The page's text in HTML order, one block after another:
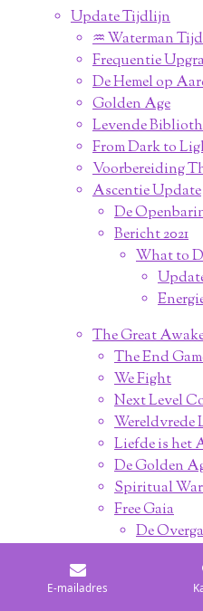
Update Tijdlijn
♒︎ Waterman
Frequentie
De Hemel op
Golden Age
Levende
From Dark to
Voorbereiding
Ascentie Update
De
Bericht 2021
What to
The Great
The End
We Fight
Next Level
Wereldvrede
Liefde is het
De Golden
Spiritual
Free Gaia
De
Werk
E-mailadres